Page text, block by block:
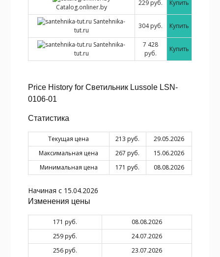
Catalog.onliner.by
229 руб. Купить
Santehnika-
tut.ru
304 руб. Купить
Santehnika-
tut.ru
7 428
руб.
Купить
Price History for Светильник Lussole LSN-
0106-01
Статистика
Текущая цена 213 руб.
29.05.2026
Максимальная цена
267 руб.
15.06.2026
Минимальная цена
171 руб. 08.08.2026
Начиная с 15.04.2026
Изменения цены
171 руб.
08.08.2026
259 руб.
24.07.2026
256 руб.
23.07.2026